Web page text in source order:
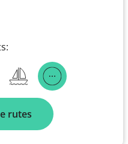
rutes